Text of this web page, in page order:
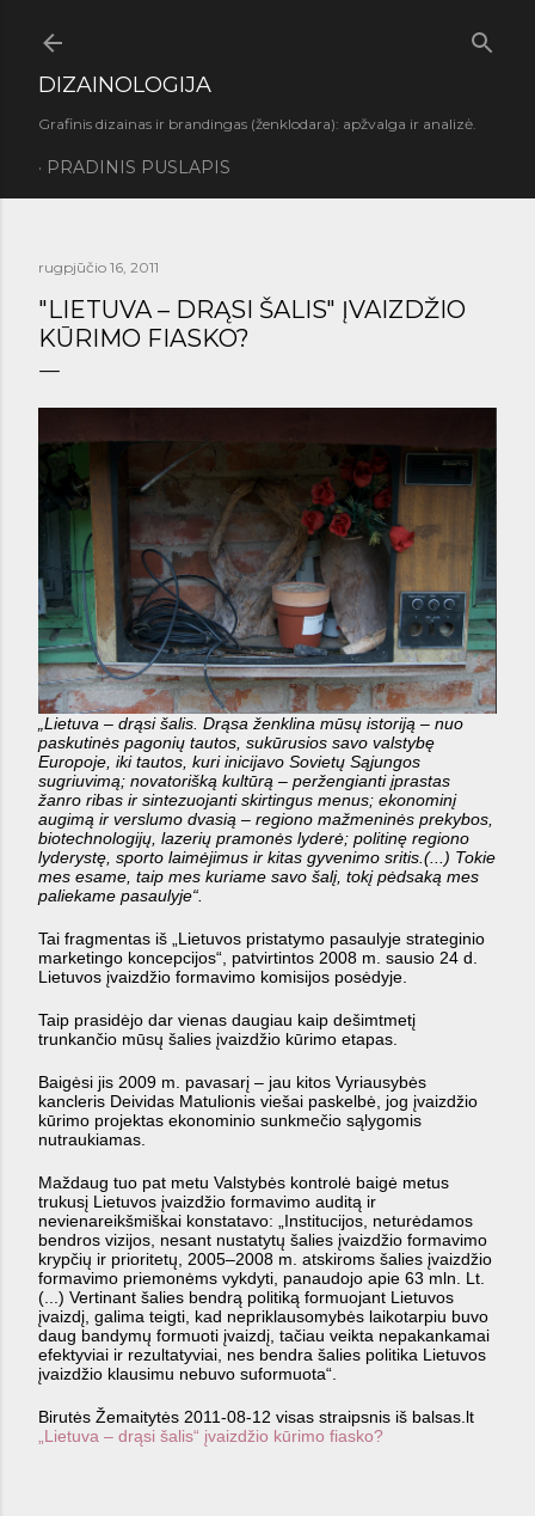
DIZAINOLOGIJA
Grafinis dizainas ir brandingas (ženklodara): apžvalga ir analizė.
PRADINIS PUSLAPIS
rugpjūčio 16, 2011
"LIETUVA – DRĄSI ŠALIS" ĮVAIZDŽIO
KŪRIMO FIASKO?
„Lietuva – drąsi šalis. Drąsa ženklina mūsų istoriją – nuo
paskutinės pagonių tautos, sukūrusios savo valstybę
Europoje, iki tautos, kuri inicijavo Sovietų Sąjungos
sugriuvimą; novatorišką kultūrą – peržengianti įprastas
žanro ribas ir sintezuojanti skirtingus menus; ekonominį
augimą ir verslumo dvasią – regiono mažmeninės prekybos,
biotechnologijų, lazerių pramonės lyderė; politinę regiono
lyderystę, sporto laimėjimus ir kitas gyvenimo sritis.(...) Tokie
mes esame, taip mes kuriame savo šalį, tokį pėdsaką mes
paliekame pasaulyje“.
Tai fragmentas iš „Lietuvos pristatymo pasaulyje strateginio
marketingo koncepcijos“, patvirtintos 2008 m. sausio 24 d.
Lietuvos įvaizdžio formavimo komisijos posėdyje.
Taip prasidėjo dar vienas daugiau kaip dešimtmetį
trunkančio mūsų šalies įvaizdžio kūrimo etapas.
Baigėsi jis 2009 m. pavasarį – jau kitos Vyriausybės
kancleris Deividas Matulionis viešai paskelbė, jog įvaizdžio
kūrimo projektas ekonominio sunkmečio sąlygomis
nutraukiamas.
Maždaug tuo pat metu Valstybės kontrolė baigė metus
trukusį Lietuvos įvaizdžio formavimo auditą ir
nevienareikšmiškai konstatavo: „Institucijos, neturėdamos
bendros vizijos, nesant nustatytų šalies įvaizdžio formavimo
krypčių ir prioritetų, 2005–2008 m. atskiroms šalies įvaizdžio
formavimo priemonėms vykdyti, panaudojo apie 63 mln. Lt.
(...) Vertinant šalies bendrą politiką formuojant Lietuvos
įvaizdį, galima teigti, kad nepriklausomybės laikotarpiu buvo
daug bandymų formuoti įvaizdį, tačiau veikta nepakankamai
efektyviai ir rezultatyviai, nes bendra šalies politika Lietuvos
įvaizdžio klausimu nebuvo suformuota“.
Birutės Žemaitytės 2011-08-12 visas straipsnis iš balsas.lt
„Lietuva – drąsi šalis“ įvaizdžio kūrimo fiasko?